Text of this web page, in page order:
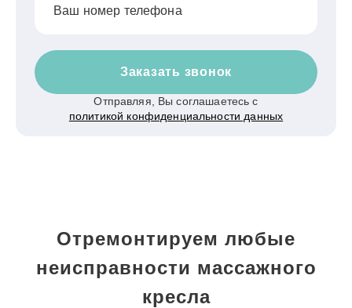
Ваш номер телефона
Заказать звонок
Отправляя, Вы соглашаетесь с
политикой конфиденциальности данных
Отремонтируем любые
неисправности массажного
кресла